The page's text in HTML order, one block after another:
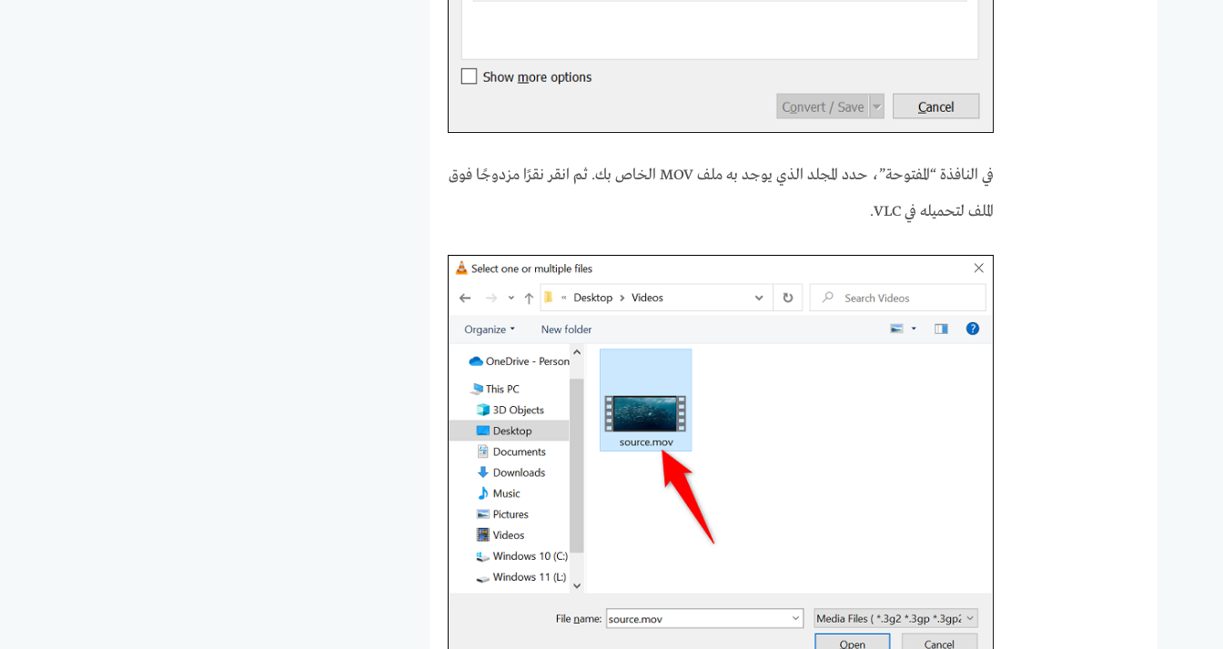
في النافذة “المفتوحة”، حدد المجلد الذي يوجد به ملف MOV الخاص بك. ثم انقر نقرًا مزدوجًا فوق
الملف لتحميله في VLC.